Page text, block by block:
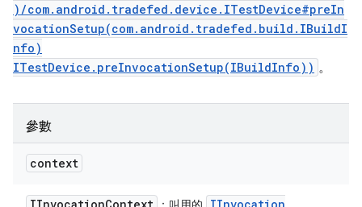
)/com.android.tradefed.device.ITestDevice#preIn
vocationSetup(com.android.tradefed.build.IBuildI
nfo)
ITestDevice.preInvocationSetup(IBuildInfo)) 。
參數
context